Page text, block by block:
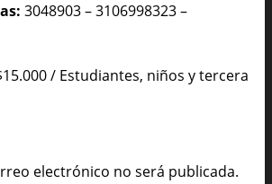
3048903 – 3106998323 –
/ Estudiantes, niños y tercera
electrónico no será publicada.